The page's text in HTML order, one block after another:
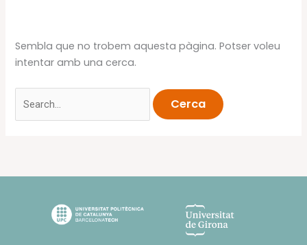
Sembla que no trobem aquesta pàgina. Potser voleu
intentar amb una cerca.